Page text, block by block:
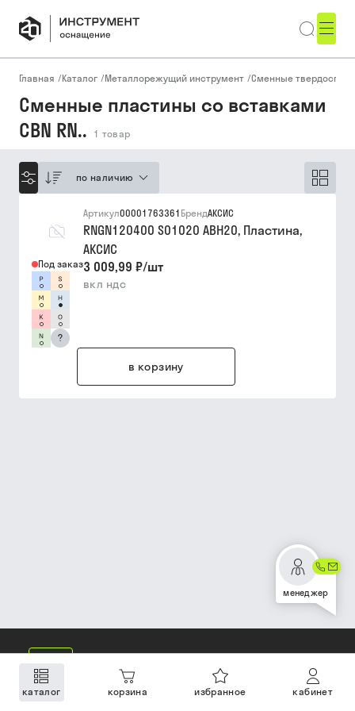
каталог корзина избранное кабинет
Главная /Каталог /Металлорежущий инструмент /Сменные
Сменные пластины со вставками
CBN RN..
1 товар
по наличию
Под заказ
?
Артикул00001763361 БрендАКСИС
RNGN120400 S01020 ABH20, Пластина,
АКСИС
3 009,99 ₽/шт
вкл ндс
в корзину
менеджер